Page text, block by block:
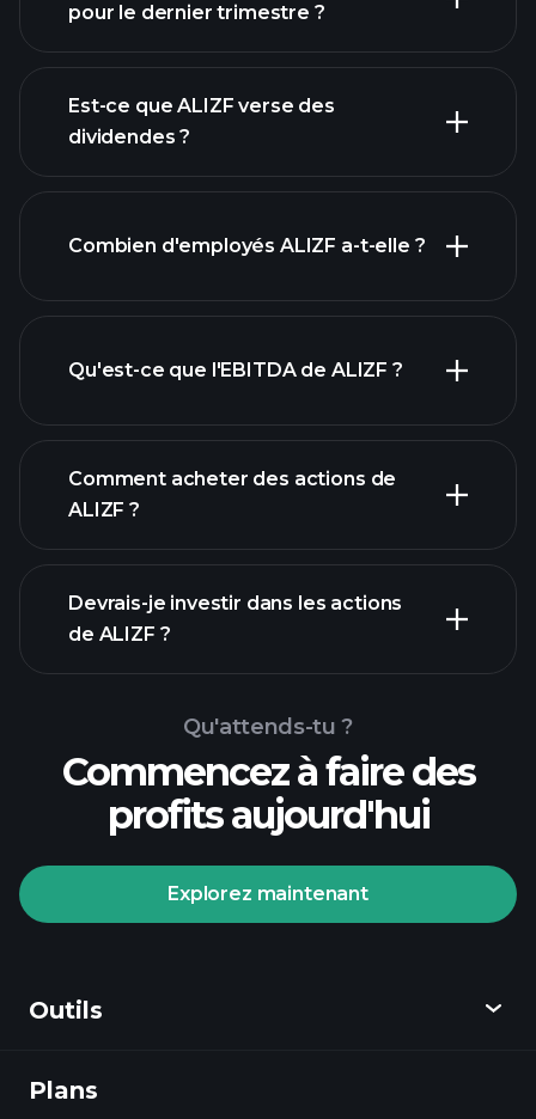
bénéfices de ALIZF
rapports financiers
pour le dernier trimestre ?
financiers
Est-ce que ALIZF verse des
dividendes ?
actions à fort
Combien d'employés ALIZF a-t-elle ?
plus
Qu'est-ce que l'EBITDA de ALIZF ?
rapports
financiers
Comment acheter des actions de
ALIZF ?
Tournois Playtrade
Devrais-je investir dans les actions
de ALIZF ?
informations quotidiennes sur le marché
Qu'attends-tu ?
Commencez à faire des
profits aujourd'hui
Explorez maintenant
Outils
Découvrir
Plans